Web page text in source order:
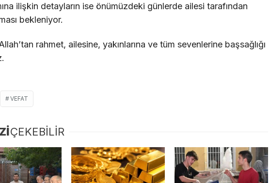
ilişkin detayların ise önümüzdeki günlerde ailesi tarafından
bekleniyor.
rahmet, ailesine, yakınlarına ve tüm sevenlerine başsağlığı
VEFAT
ÇEKEBİLİR